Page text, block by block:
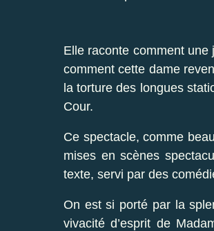
Elle raconte comment une
comment cette dame
la torture des longues
Cour.
Ce spectacle, comme
mises en scènes
texte, servi par des
On est si porté par la
vivacité d’esprit de